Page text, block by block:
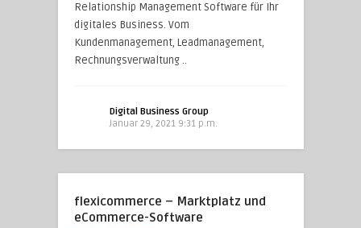
Relationship Management Software für Ihr
digitales Business. Vom
Kundenmanagement, Leadmanagement,
Rechnungsverwaltung ..
Digital Business Group
Januar 29, 2021 9:31 p.m.
flexicommerce – Marktplatz und
eCommerce-Software